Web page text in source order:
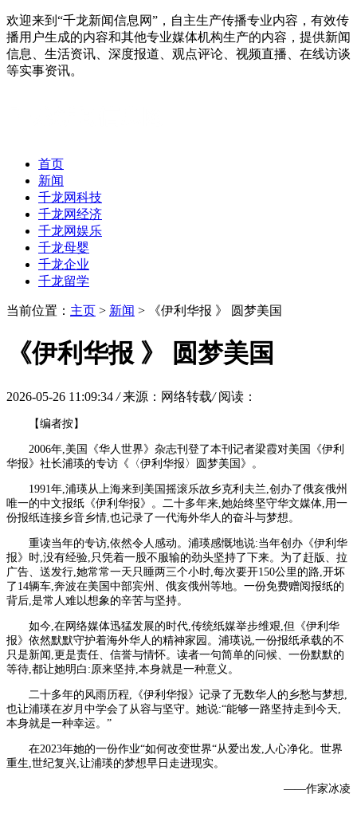
欢迎来到“千龙新闻信息网”，自主生产传播专业内容，有效传
播用户生成的内容和其他专业媒体机构生产的内容，提供新闻
信息、生活资讯、深度报道、观点评论、视频直播、在线访谈
等实事资讯。
首页
新闻
千龙网科技
千龙网经济
千龙网娱乐
千龙母婴
千龙企业
千龙留学
当前位置： 主页 > 新闻 > 《伊利华报 》 圆梦美国
《伊利华报 》 圆梦美国
2026-05-26 11:09:34 / 来源：网络转载/ 阅读：
【编者按】
2006年,美国《华人世界》杂志刊登了本刊记者梁霞对美国《伊利
华报》社长浦瑛的专访《〈伊利华报〉圆梦美国》。
1991年,浦瑛从上海来到美国摇滚乐故乡克利夫兰,创办了俄亥俄州
唯一的中文报纸《伊利华报》。二十多年来,她始终坚守华文媒体,用一
份报纸连接乡音乡情,也记录了一代海外华人的奋斗与梦想。
重读当年的专访,依然令人感动。浦瑛感慨地说:当年创办《伊利华
报》时,没有经验,只凭着一股不服输的劲头坚持了下来。为了赶版、拉
广告、送发行,她常常一天只睡两三个小时,每次要开150公里的路,开坏
了14辆车,奔波在美国中部宾州、俄亥俄州等地。一份免费赠阅报纸的
背后,是常人难以想象的辛苦与坚持。
如今,在网络媒体迅猛发展的时代,传统纸媒举步维艰,但《伊利华
报》依然默默守护着海外华人的精神家园。浦瑛说,一份报纸承载的不
只是新闻,更是责任、信誉与情怀。读者一句简单的问候、一份默默的
等待,都让她明白:原来坚持,本身就是一种意义。
二十多年的风雨历程,《伊利华报》记录了无数华人的乡愁与梦想,
也让浦瑛在岁月中学会了从容与坚守。她说:“能够一路坚持走到今天,
本身就是一种幸运。”
在2023年她的一份作业“如何改变世界“从爱出发,人心净化。世界
重生,世纪复兴,让浦瑛的梦想早日走进现实。
——作家冰凌